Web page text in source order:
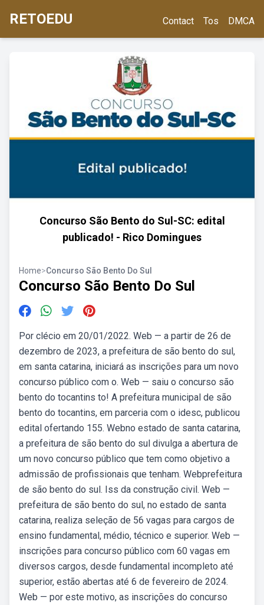
RETOEDU Contact Tos DMCA
Concurso São Bento do Sul-SC: edital
publicado! - Rico Domingues
Home>Concurso São Bento Do Sul
Concurso São Bento Do Sul
Por clécio em 20/01/2022. Web — a partir de 26 de
dezembro de 2023, a prefeitura de são bento do sul,
em santa catarina, iniciará as inscrições para um novo
concurso público com o. Web — saiu o concurso são
bento do tocantins to! A prefeitura municipal de são
bento do tocantins, em parceria com o idesc, publicou
edital ofertando 155. Webno estado de santa catarina,
a prefeitura de são bento do sul divulga a abertura de
um novo concurso público que tem como objetivo a
admissão de profissionais que tenham. Webprefeitura
de são bento do sul. Iss da construção civil. Web —
prefeitura de são bento do sul, no estado de santa
catarina, realiza seleção de 56 vagas para cargos de
ensino fundamental, médio, técnico e superior. Web —
inscrições para concurso público com 60 vagas em
diversos cargos, desde fundamental incompleto até
superior, estão abertas até 6 de fevereiro de 2024.
Web — por este motivo, as inscrições do concurso